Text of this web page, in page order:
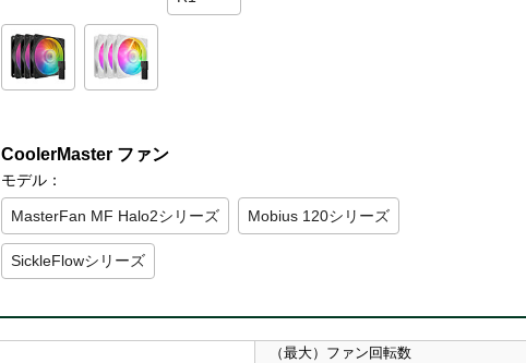
CoolerMaster ファン
モデル：
MasterFan MF Halo2シリーズ Mobius 120シリーズ
SickleFlowシリーズ
（最大）ファン回転数